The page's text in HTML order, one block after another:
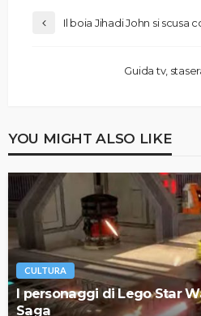
Il boia Jihadi John si scusa
Guida tv,
YOU MIGHT ALSO LIKE
CULTURA
I personaggi di Lego Star
Saga